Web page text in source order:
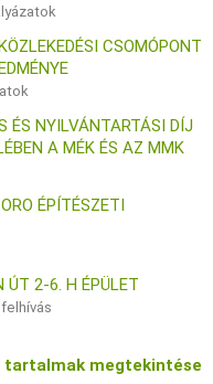
CSOMÓPONT
ÉS NYILVÁNTARTÁSI DÍJ
A MÉK ÉS AZ MMK
ÉPÍTÉSZETI
ÚT 2-6. H ÉPÜLET
megtekintése